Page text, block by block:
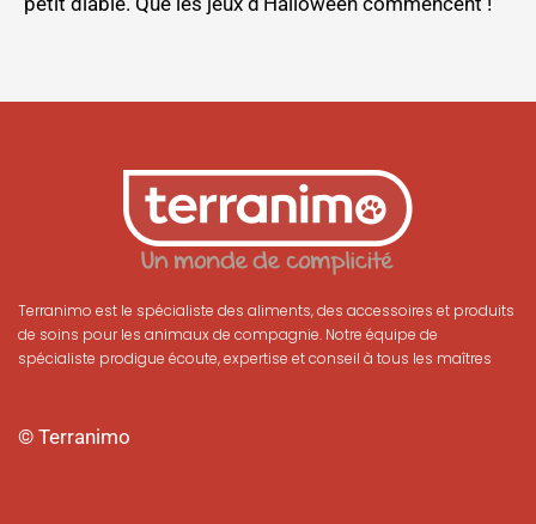
Terranimo est le spécialiste des aliments, des accessoires et produits
de soins pour les animaux de compagnie. Notre équipe de
spécialiste prodigue écoute, expertise et conseil à tous les maîtres
© Terranimo